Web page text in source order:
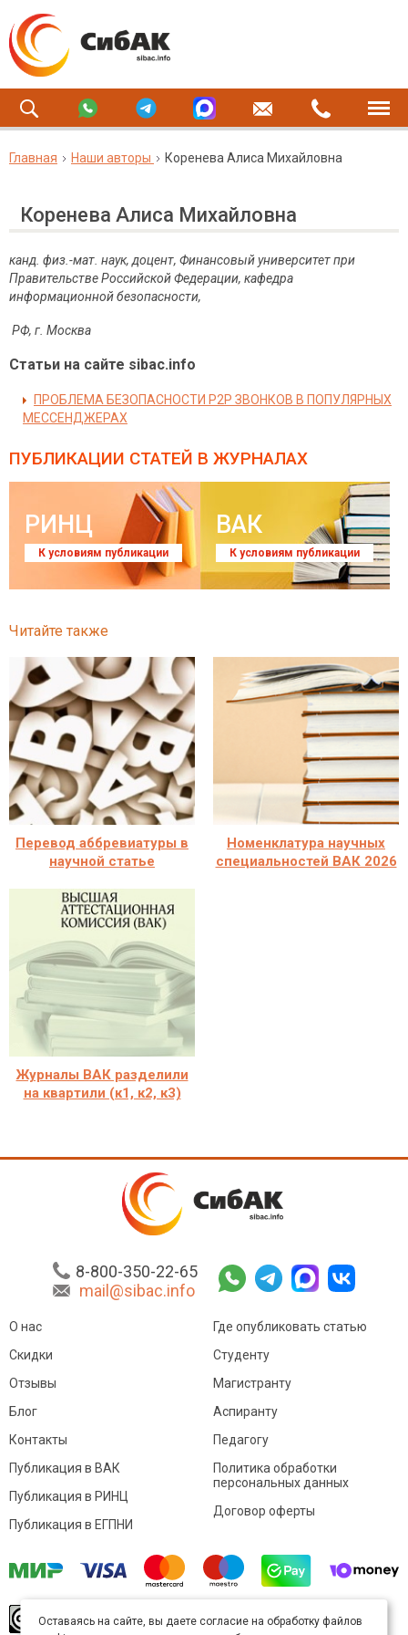
Главная Наши авторы Коренева Алиса Михайловна
Коренева Алиса Михайловна
канд. физ.-мат. наук, доцент, Финансовый университет при
Правительстве Российской Федерации, кафедра
информационной безопасности,
РФ, г. Москва
Статьи на сайте sibac.info
ПРОБЛЕМА БЕЗОПАСНОСТИ P2P ЗВОНКОВ В ПОПУЛЯРНЫХ
МЕССЕНДЖЕРАХ
ПУБЛИКАЦИИ СТАТЕЙ В ЖУРНАЛАХ
РИНЦ
К условиям публикации
ВАК
К условиям публикации
Читайте также
Перевод аббревиатуры в
научной статье
Номенклатура научных
специальностей ВАК 2026
Журналы ВАК разделили
на квартили (к1, к2, к3)
8-800-350-22-65
mail@sibac.info
О нас
Скидки
Отзывы
Блог
Контакты
Где опубликовать статью
Студенту
Магистранту
Аспиранту
Педагогу
Публикация в ВАК
Публикация в РИНЦ
Публикация в ЕГПНИ
Политика обработки
персональных данных
Договор оферты
произведение доступно полицензии Creative
Оставаясь на сайте, вы даете согласие на обработку файлов